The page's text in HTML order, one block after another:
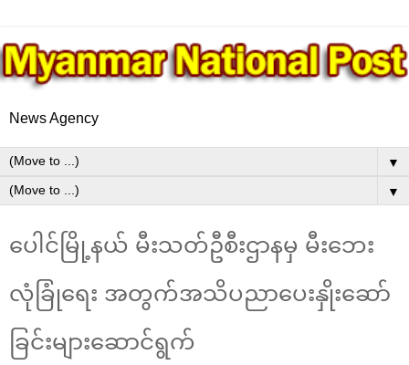
News Agency
▼
▼
ပေါင်မြို့နယ် မီးသတ်ဦစီးဌာနမှ မီးဘေး
လုံခြုံရေး အတွက်အသိပညာပေးနှိုးဆော်
ခြင်းများဆောင်ရွက်